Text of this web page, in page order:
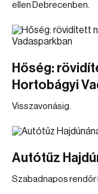
ellen Debrecenben.
Hőség:
Hortobágyi
Visszavonásig.
Autótűz
Szabadnapos rendőr